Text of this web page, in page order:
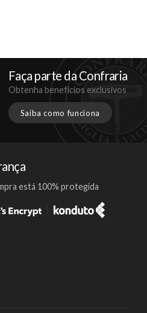
Faça parte da Confraria
Obtenha benefícios exclusivos
Saiba como funciona
está 100% protegida